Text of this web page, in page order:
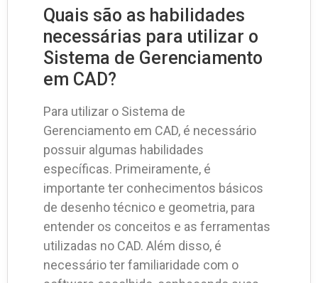
Quais são as habilidades
necessárias para utilizar o
Sistema de Gerenciamento
em CAD?
Para utilizar o Sistema de
Gerenciamento em CAD, é necessário
possuir algumas habilidades
específicas. Primeiramente, é
importante ter conhecimentos básicos
de desenho técnico e geometria, para
entender os conceitos e as ferramentas
utilizadas no CAD. Além disso, é
necessário ter familiaridade com o